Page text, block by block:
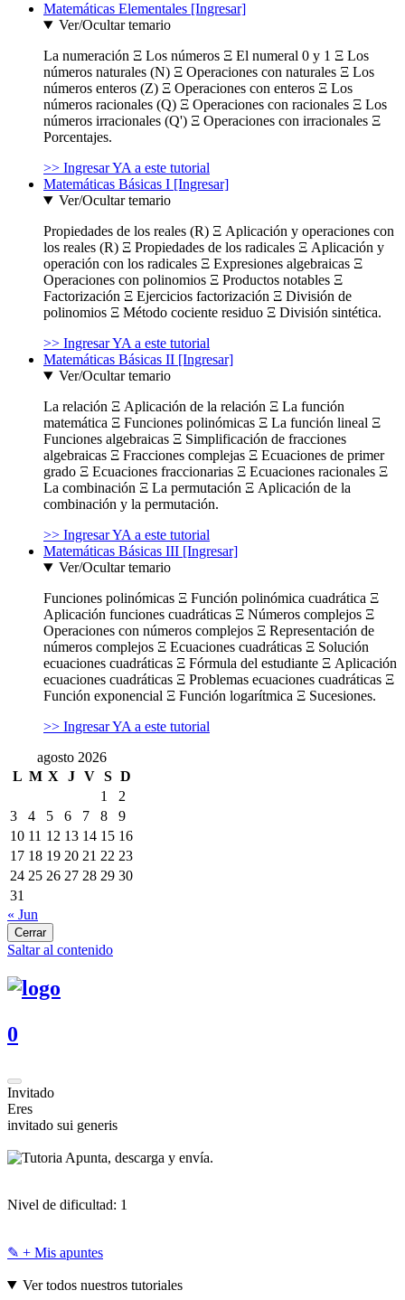
Matemáticas Elementales [Ingresar]
Ver/Ocultar temario
La numeración Ξ Los números Ξ El numeral 0 y 1 Ξ Los
números naturales (N) Ξ Operaciones con naturales Ξ Los
números enteros (Z) Ξ Operaciones con enteros Ξ Los
números racionales (Q) Ξ Operaciones con racionales Ξ Los
números irracionales (Q') Ξ Operaciones con irracionales Ξ
Porcentajes.
>> Ingresar YA a este tutorial
Matemáticas Básicas I [Ingresar]
Ver/Ocultar temario
Propiedades de los reales (R) Ξ Aplicación y operaciones con
los reales (R) Ξ Propiedades de los radicales Ξ Aplicación y
operación con los radicales Ξ Expresiones algebraicas Ξ
Operaciones con polinomios Ξ Productos notables Ξ
Factorización Ξ Ejercicios factorización Ξ División de
polinomios Ξ Método cociente residuo Ξ División sintética.
>> Ingresar YA a este tutorial
Matemáticas Básicas II [Ingresar]
Ver/Ocultar temario
La relación Ξ Aplicación de la relación Ξ La función
matemática Ξ Funciones polinómicas Ξ La función lineal Ξ
Funciones algebraicas Ξ Simplificación de fracciones
algebraicas Ξ Fracciones complejas Ξ Ecuaciones de primer
grado Ξ Ecuaciones fraccionarias Ξ Ecuaciones racionales Ξ
La combinación Ξ La permutación Ξ Aplicación de la
combinación y la permutación.
>> Ingresar YA a este tutorial
Matemáticas Básicas III [Ingresar]
Ver/Ocultar temario
Funciones polinómicas Ξ Función polinómica cuadrática Ξ
Aplicación funciones cuadráticas Ξ Números complejos Ξ
Operaciones con números complejos Ξ Representación de
números complejos Ξ Ecuaciones cuadráticas Ξ Solución
ecuaciones cuadráticas Ξ Fórmula del estudiante Ξ Aplicación
ecuaciones cuadráticas Ξ Problemas ecuaciones cuadráticas Ξ
Función exponencial Ξ Función logarítmica Ξ Sucesiones.
>> Ingresar YA a este tutorial
agosto 2026
L M X J V S D
1
2
3
4 5 6 7 8
9
10 11 12 13 14 15 16
17 18 19 20 21 22 23
24 25 26 27 28 29 30
31
« Jun
Cerrar
Saltar al contenido
0
Invitado
Eres
invitado sui generis
Apunta, descarga y envía.
Nivel de dificultad: 1
✎ + Mis apuntes
Ver todos nuestros tutoriales